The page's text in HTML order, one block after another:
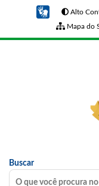
Alto
Mapa do
Buscar